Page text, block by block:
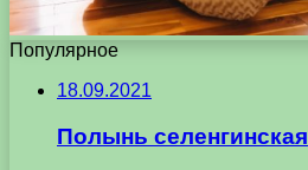
Популярное
18.09.2021
Полынь селенгинская